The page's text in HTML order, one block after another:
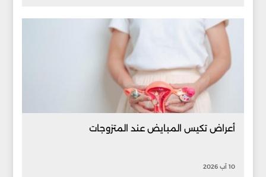
أعراض تكيس المبايض عند المتزوجات
10 آب 2026